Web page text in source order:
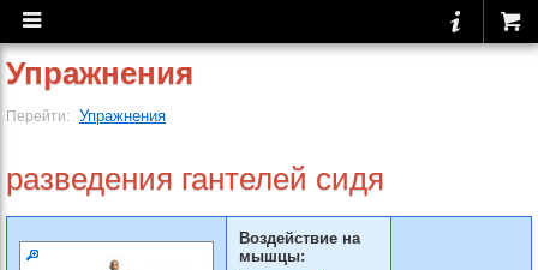
Упражнения
Перейти: Упражнения
разведения гантелей сидя
Воздействие на
мышцы: